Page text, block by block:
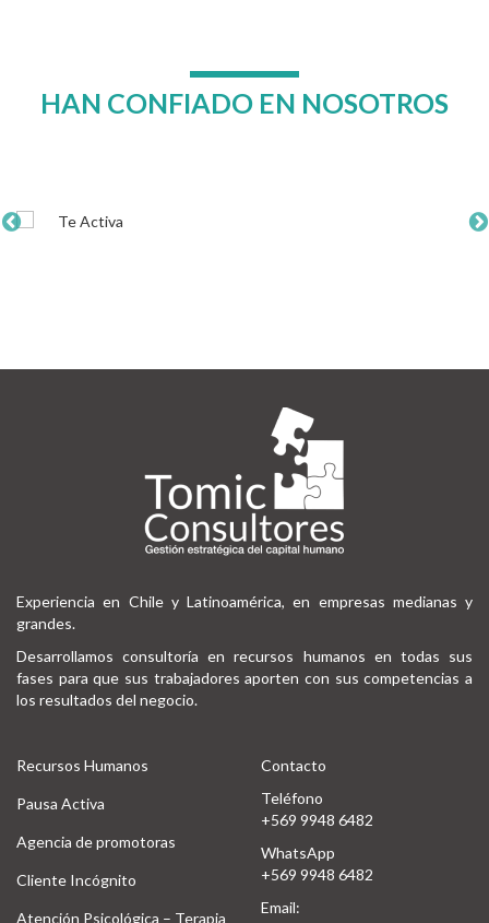
HAN CONFIADO EN NOSOTROS
Experiencia en Chile y Latinoamérica, en empresas medianas y
grandes.
Desarrollamos consultoría en recursos humanos en todas sus
fases para que sus trabajadores aporten con sus competencias a
los resultados del negocio.
Recursos Humanos
Pausa Activa
Agencia de promotoras
Cliente Incógnito
Atención Psicológica – Terapia
Contacto
Teléfono
+569 9948 6482
WhatsApp
+569 9948 6482
Email: